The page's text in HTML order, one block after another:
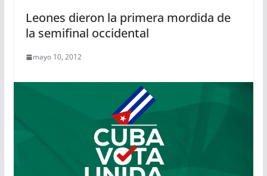
Leones dieron la primera mordida de
la semifinal occidental
mayo 10, 2012